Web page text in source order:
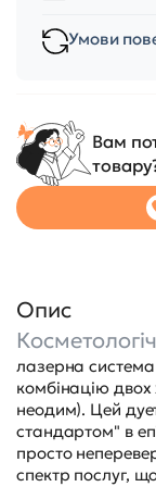
Умови
Вам
Опис
лазерна
комбінацію двох
неодим). Цей
стандартом" в
просто
спектр послуг,